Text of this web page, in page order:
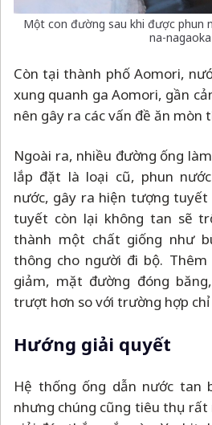
Một con đường sau khi được phun
na-nagaoka
Còn tại thành phố Aomori,
xung quanh ga Aomori, gần
nên gây ra các vấn đề ăn mòn
Ngoài ra, nhiều đường ống
lắp đặt là loại cũ, phun
nước, gây ra hiện tượng tuyết
tuyết còn lại không tan sẽ
thành một chất giống như
thông cho người đi bộ.
giảm, mặt đường đóng
trượt hơn so với trường hợp
Hướng giải quyết
Hệ thống ống dẫn nước tan
nhưng chúng cũng tiêu thụ